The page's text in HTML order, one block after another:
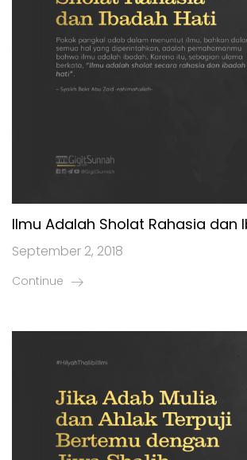
Ilmu Adalah Sholat Rahasia dan
September 2, 2018
Continue